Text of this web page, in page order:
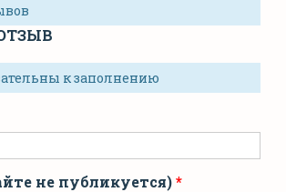
к заполнению
не публикуется)